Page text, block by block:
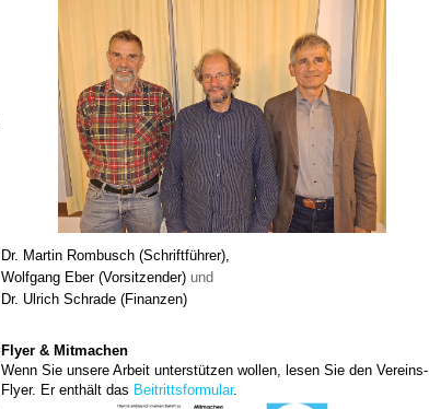
Dr. Martin Rombusch (Schriftführer),
Wolfgang Eber (Vorsitzender) und
Dr. Ulrich Schrade (Finanzen)
Flyer & Mitmachen
Wenn Sie unsere Arbeit unterstützen wollen, lesen Sie den Vereins-
Flyer. Er enthält das Beitrittsformular.